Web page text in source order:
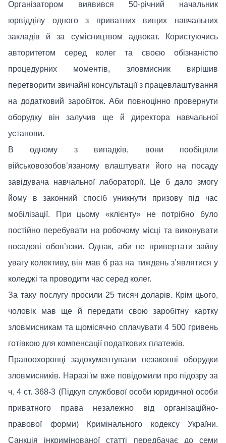
Організатором виявився 50-річний начальник
юрвідділу одного з приватних вищих навчальних
закладів й за сумісництвом адвокат. Користуючись
авторитетом серед колег та своєю обізнаністю
процедурних моментів, зловмисник вирішив
перетворити звичайні консультації з працевлаштування
на додатковий заробіток. Аби повноцінно провернути
оборудку він залучив ще й директора навчальної
установи.
В одному з випадків, вони пообіцяли
військовозобов’язаному влаштувати його на посаду
завідувача навчальної лабораторії. Це б дало змогу
йому в законний спосіб уникнути призову під час
мобілізації. При цьому «клієнту» не потрібно було
постійно перебувати на робочому місці та виконувати
посадові обов’язки. Однак, аби не привертати зайву
увагу колективу, він мав б раз на тиждень з’являтися у
коледжі та проводити час серед колег.
За таку послугу просили 25 тисяч доларів. Крім цього,
чоловік мав ще й передати свою заробітну картку
зловмисникам та щомісячно сплачувати 4 500 гривень
готівкою для компенсації податкових платежів.
Правоохоронці задокументували незаконні оборудки
зловмисників. Наразі їм вже повідомили про підозру за
ч. 4 ст. 368-3 (Підкуп службової особи юридичної особи
приватного права незалежно від організаційно-
правової форми) Кримінального кодексу України.
Санкція інкримінованої статті передбачає до семи